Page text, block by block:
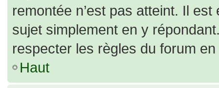
remontée n’est pas atteint. Il
sujet simplement en y
respecter les règles du forum
Haut